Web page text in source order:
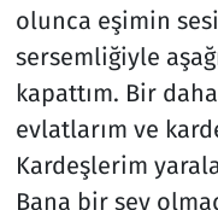
olunca eşimin
sersemliğiyle
kapattım. Bir
evlatlarım ve
Kardeşlerim
Bana bir şey